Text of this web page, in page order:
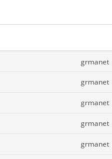
grmanet
grmanet
grmanet
grmanet
grmanet